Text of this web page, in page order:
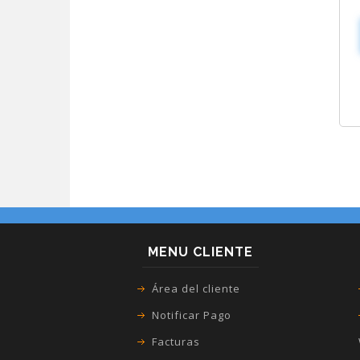
MENU CLIENTE
Área del cliente
Notificar Pago
Facturas